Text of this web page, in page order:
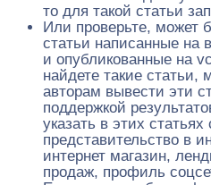
то для такой статьи
Или проверьте, может
статьи написанные на
и опубликованные на
найдете такие статьи,
авторам вывести эти
поддержкой
указать в этих
представительство в
интернет магазин,
продаж, профиль